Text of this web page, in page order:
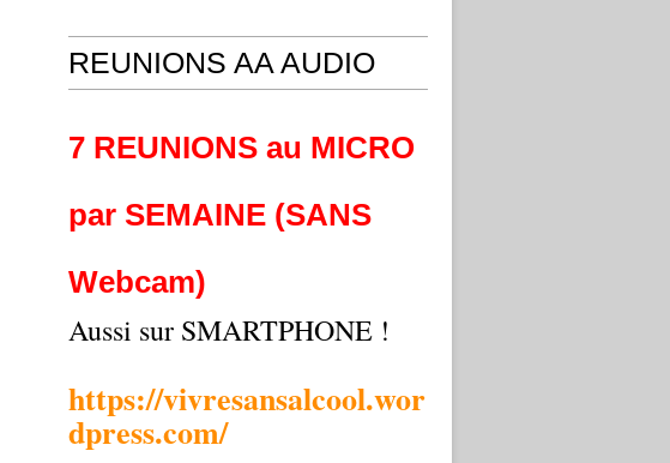
REUNIONS AA AUDIO
7 REUNIONS au MICRO
par SEMAINE (SANS
Webcam)
Aussi sur SMARTPHONE !
https://vivresansalcool.wor
dpress.com/